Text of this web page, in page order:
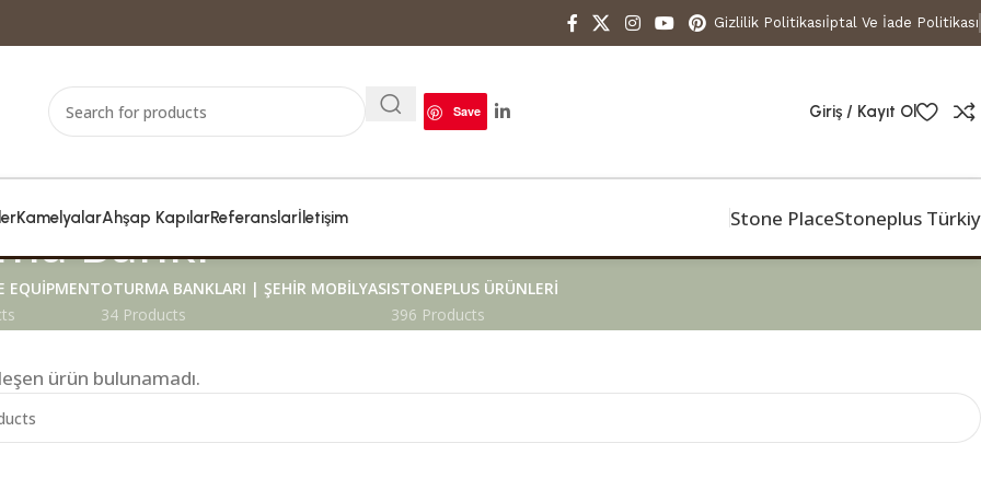
Gizlilik Politikasıİptal Ve İade Politikası
Save Giriş / Kayıt Ol
KamelyalarAhşap KapılarReferanslarİletişim Stone PlaceStoneplus
Bankı
EQUIPMENTOTURMA BANKLARI | ŞEHIR MOBILYASI
34 Products
STONEPLUS ÜRÜNLERI
396 Products
ürün bulunamadı.